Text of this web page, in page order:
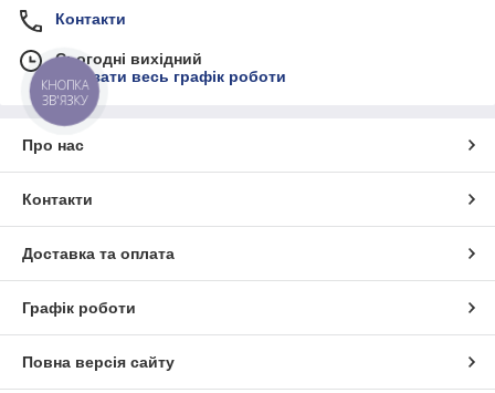
Контакти
Сьогодні вихідний
Показати весь графік роботи
Про нас
Контакти
Доставка та оплата
Графік роботи
Повна версія сайту
КНОПКА
ЗВ'ЯЗКУ